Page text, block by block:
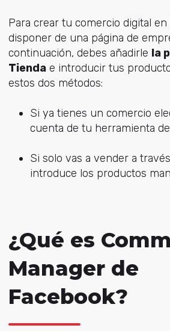
Para crear tu comercio digital en
disponer de una página de
continuación, debes añadirle la
Tiendae introducir tus
estos dos métodos:
Si ya tienes un comercio
cuenta de tu herramienta
Si solo vas a vender a
introduce los productos
¿Qué es
Manager de
Facebook?